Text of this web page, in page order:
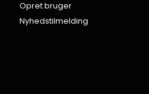
Opret bruger
Nyhedstilmelding